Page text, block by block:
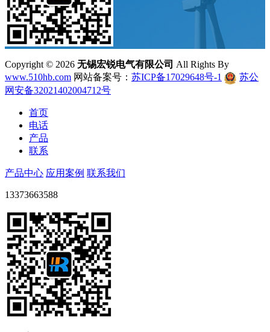
Copyright © 2026 无锡宏锐电气有限公司 All Rights By
www.510hb.com 网站备案号： 苏ICP备17029648号-1
苏公
网安备32021402004712号
首页
电话
产品
联系
产品中心 应用案例 联系我们
13373663588